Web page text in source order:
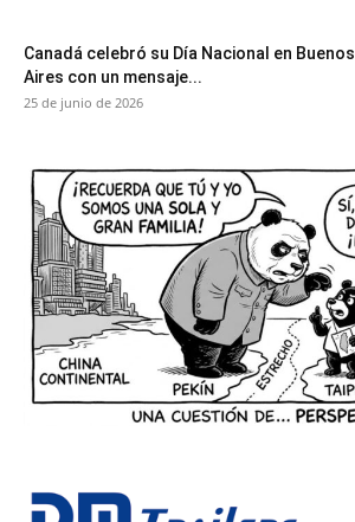
Canadá celebró su Día Nacional en Buenos
Aires con un mensaje...
25 de junio de 2026